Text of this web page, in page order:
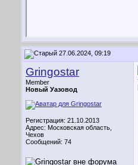
27.06.2024, 09:19
Gringostar
Member
Новый Уазовод
Регистрация: 21.10.2013
Адрес: Московская область,
Чехов
Сообщений: 74